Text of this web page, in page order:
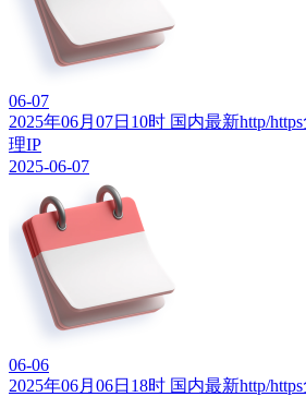
06-07
2025年06月07日10时 国内最新http/
理IP
2025-06-07
06-06
2025年06月06日18时 国内最新http/